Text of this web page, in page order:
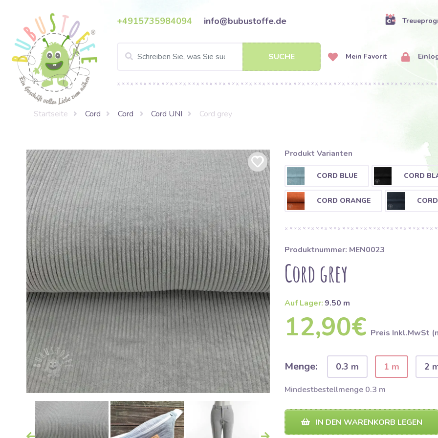
+4915735984094 info@bubustoffe.de
SUCHE Mein Favorit
Startseite Cord Cord Cord UNI Cord grey
Produkt Varianten
CORD BLUE CORD
CORD ORANGE
Produktnummer: MEN0023
Cord grey
Auf Lager: 9.50 m
12,90€ Preis Inkl.MwSt
Menge: 0.3 m 1 m 2
Mindestbestellmenge 0.3 m
IN DEN WARENKORB LEGEN